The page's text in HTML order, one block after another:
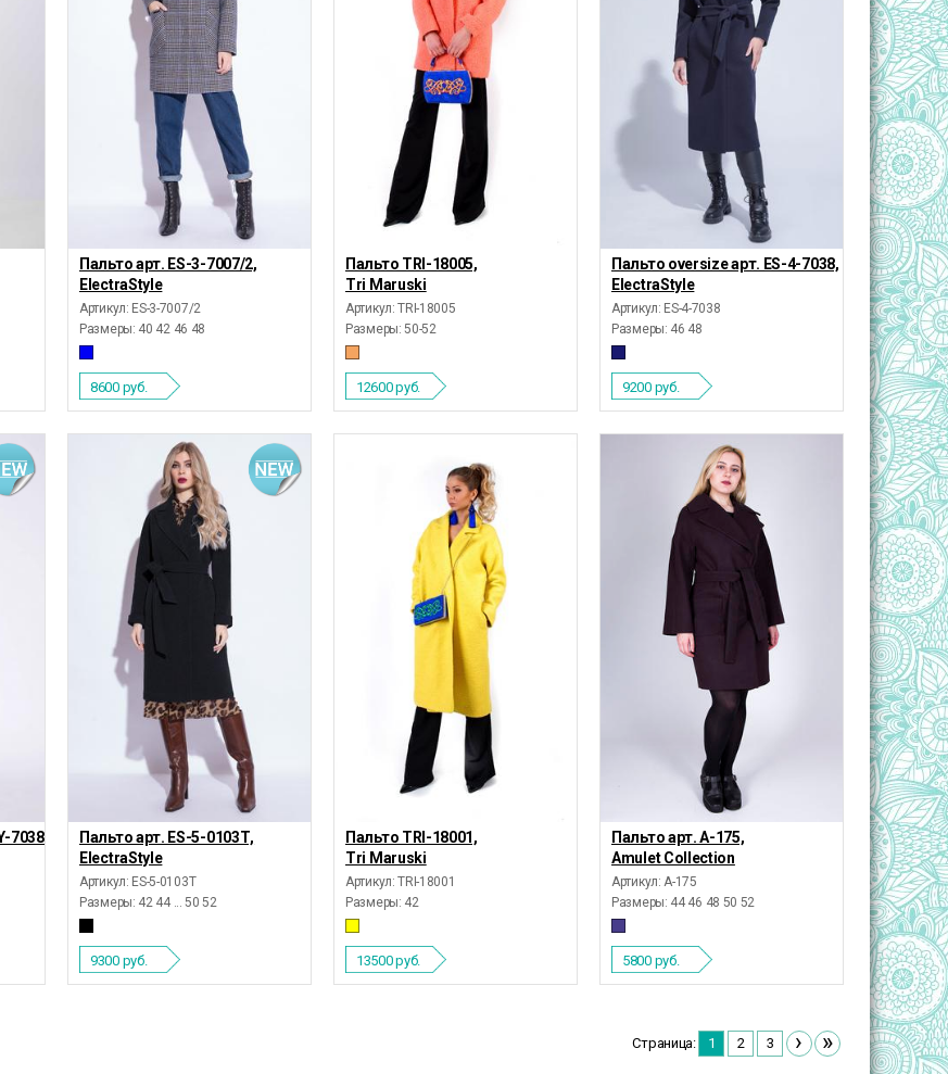
Пальто арт. ES-3-7007/2,
ElectraStyle
Артикул: ES-3-7007/2
Размеры: 40 42 46 48
8600 руб.
Пальто TRI-18005,
Tri Maruski
Артикул: TRI-18005
Размеры: 50-52
12600руб.
Пальто oversize арт. ES-4-7038,
ElectraStyle
Артикул: ES-4-7038
Размеры: 46 48
9200 руб.
7038/11М,Пальто арт. ES-5-0103Т,
ElectraStyle
Артикул: ES-5-0103Т
Размеры: 42 44 ... 50 52
9300 руб.
Пальто TRI-18001,
Tri Maruski
Артикул: TRI-18001
Размеры: 42
13500руб.
Пальто арт. А-175,
Amulet Collection
Артикул: А-175
Размеры: 44 46 48 50 52
5800 руб.
Страница: 1 2 3 › »